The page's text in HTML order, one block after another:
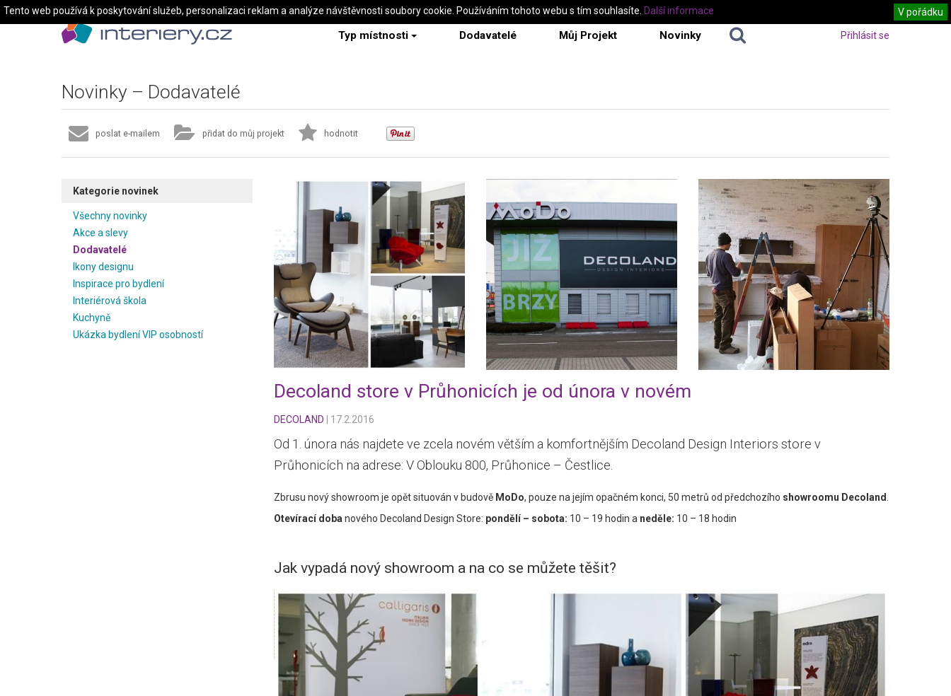
Typ místnosti Dodavatelé Můj Projekt Novinky Přihlásit se
Novinky – Dodavatelé
poslat e-mailem přidat do můj projekt hodnotit
Kategorie novinek
Všechny novinky
Akce a slevy
Dodavatelé
Ikony designu
Inspirace pro bydlení
Interiérová škola
Kuchyně
Ukázka bydlení VIP osobností
Decoland store v Průhonicích je od února v novém
DECOLAND 17.2.2016
Od 1. února nás najdete ve zcela novém větším a komfortnějším Decoland Design Interiors store v
Průhonicích na adrese: V Oblouku 800, Průhonice – Čestlice.
Zbrusu nový showroom je opět situován v budově MoDo, pouze na jejím opačném konci, 50 metrů od předchozího showroomu Decoland
Otevírací doba nového Decoland Design Store: pondělí – sobota: 10 – 19 hodin a neděle: 10 – 18 hodin
Jak vypadá nový showroom a na co se můžete těšit?
Tento web používá k poskytování služeb, personalizaci reklam a analýze návštěvnosti soubory cookie. Používáním tohoto webu s tím souhlasíte. V pořádku
Další informace